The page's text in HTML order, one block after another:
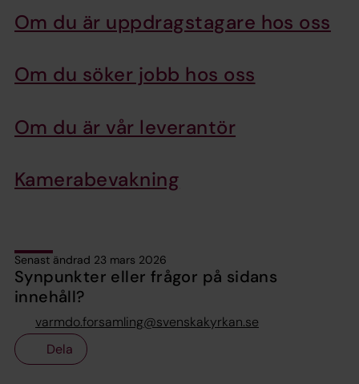
Om du är uppdragstagare hos oss
Om du söker jobb hos oss
Om du är vår leverantör
Kamerabevakning
Senast ändrad 23 mars 2026
Synpunkter eller frågor på sidans
innehåll?
varmdo.forsamling@svenskakyrkan.se
Dela